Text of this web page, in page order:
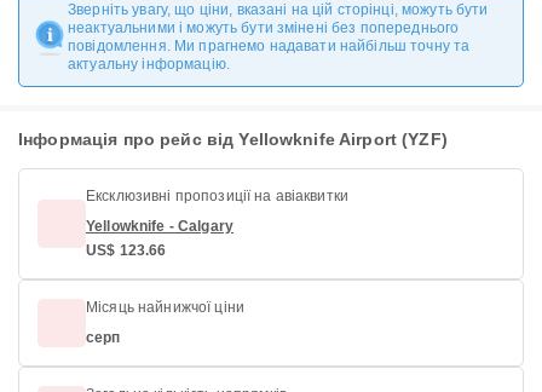
Зверніть увагу, що ціни, вказані на цій сторінці, можуть бути
неактуальними і можуть бути змінені без попереднього
повідомлення. Ми прагнемо надавати найбільш точну та
актуальну інформацію.
Інформація про рейс від Yellowknife Airport (YZF)
Ексклюзивні пропозиції на авіаквитки
Yellowknife - Calgary
US$ 123.66
Місяць найнижчої ціни
серп